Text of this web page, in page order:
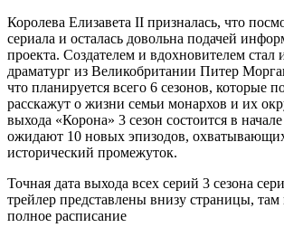
Королева Елизавета II призналась, что
сериала и осталась довольна подачей
проекта. Создателем и вдохновителем стал
драматург из Великобритании Питер
что планируется всего 6 сезонов, которые
расскажут о жизни семьи монархов и их
выхода «Корона» 3 сезон состоится в
ожидают 10 новых эпизодов,
исторический промежуток.
Точная дата выхода всех серий 3 сезона
трейлер представлены внизу страницы, там
полное расписание